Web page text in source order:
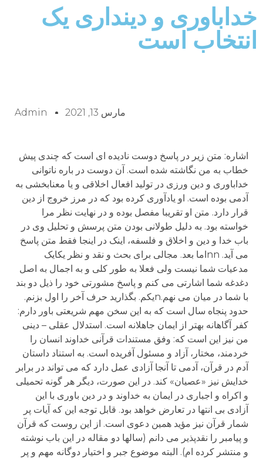
خداباوری و دینداری یک
انتخاب است
مارس 13, 2021 Admin
اشاره: متن زیر در پاسخ دوست نادیده ای است که چندی پیش
خطاب به من نگاشته شده است. آن دوست در باره ناتوانی
خداباوری و دین ورزی در تولید افعال اخلاقی و یا معنابخشی به
آدمی بوده است. او یادآوری کرده بود که در مرز خروج از دین
قرار دارد. متن او تقریبا مفصل بوده و در نهایت نظر مرا
خواسته بود. به دلیل طولانی بودن متن پرسش و تحلیل وی در
باب خدا و دین و اخلاق و فلسفه، اینک در اینجا فقط متن پاسخ
می آید. nnاما بعد. مجالی برای بحث و نقد و نظر یکایک
مدعیات شما نیست ولی فعلا به طور کلی و به اجمال به اصل
دغدغه شما اشارتی می کنم و پاسخ مشورتی خود را ذیل دو بند
با شما در میان می نهم.nیکم. بگذارید حرف آخر را اول بزنم.
حدود پنجاه سال است که به این سخن مهم شریعتی باور دارم:
کفر آگاهانه بهتر از ایمان جاهلانه است. استدلال عقلی – دینی
من نیز این است که: وفق مستندات قرآنی خداوند انسان را
خردمند، مختار، آزاد و مسئول آفریده است. به استناد داستان
آدم در قرآن، آدمی تا آنجا آزادی عمل دارد که می تواند در برابر
خدایش نیز «عصیان» کند. در این صورت، دیگر هر گونه تحمیلی
و اکراه و اجباری در ایمان به خداوند و در دین باوری با این
آزادی بی انتها در تعارض خواهد بود. قابل توجه این که آیات پر
شمار قرآن نیز مؤید همین دعوی است. از این روست که قرآن
و پیامبر را نقدپذیر می دانم (سالها دو مقاله در این باب نوشته
و منتشر کرده ام). البته موضوع جبر و اختیار دوگانه مهم و پر